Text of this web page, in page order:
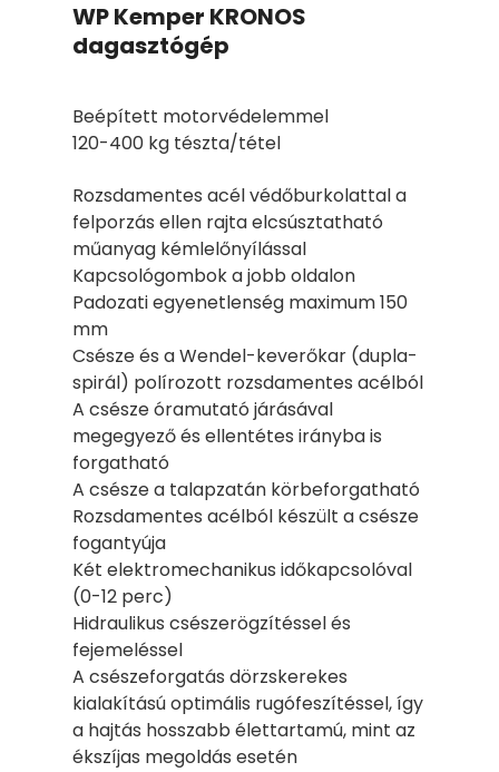
WP Kemper KRONOS
dagasztógép
Beépített motorvédelemmel
120-400 kg tészta/tétel
Rozsdamentes acél védőburkolattal a
felporzás ellen rajta elcsúsztatható
műanyag kémlelőnyílással
Kapcsológombok a jobb oldalon
Padozati egyenetlenség maximum 150
mm
Csésze és a Wendel-keverőkar (dupla-
spirál) polírozott rozsdamentes acélból
A csésze óramutató járásával
megegyező és ellentétes irányba is
forgatható
A csésze a talapzatán körbeforgatható
Rozsdamentes acélból készült a csésze
fogantyúja
Két elektromechanikus időkapcsolóval
(0-12 perc)
Hidraulikus csészerögzítéssel és
fejemeléssel
A csészeforgatás dörzskerekes
kialakítású optimális rugófeszítéssel, így
a hajtás hosszabb élettartamú, mint az
ékszíjas megoldás esetén